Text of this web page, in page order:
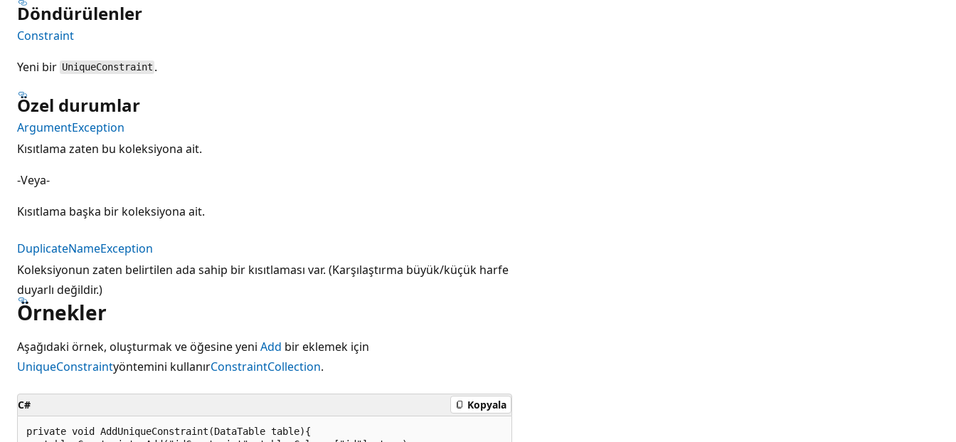
Döndürülenler
Constraint
Yeni bir UniqueConstraint .
Özel durumlar
ArgumentException
Kısıtlama zaten bu koleksiyona ait.
-Veya-
Kısıtlama başka bir koleksiyona ait.
DuplicateNameException
Koleksiyonun zaten belirtilen ada sahip bir kısıtlaması var. (Karşılaştırma büyük/küçük harfe
duyarlı değildir.)
Örnekler
Aşağıdaki örnek, oluşturmak ve öğesine yeni Add bir eklemek için
UniqueConstraintyöntemini kullanırConstraintCollection.
C# Kopyala
private void AddUniqueConstraint(DataTable table){